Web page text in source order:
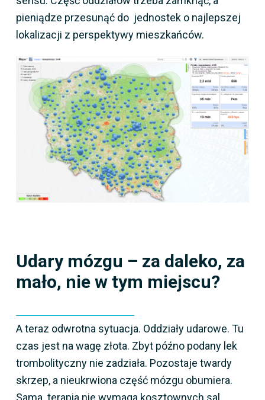
pieniądze przesunąć do jednostek o najlepszej
lokalizacji z perspektywy mieszkańców.
Udary mózgu – za daleko, za
mało, nie w tym miejscu?
A teraz odwrotna sytuacja. Oddziały udarowe. Tu
czas jest na wagę złota. Zbyt późno podany lek
trombolityczny nie zadziała. Pozostaje twardy
skrzep, a nieukrwiona część mózgu obumiera.
Sama terapia nie wymaga kosztownych sal